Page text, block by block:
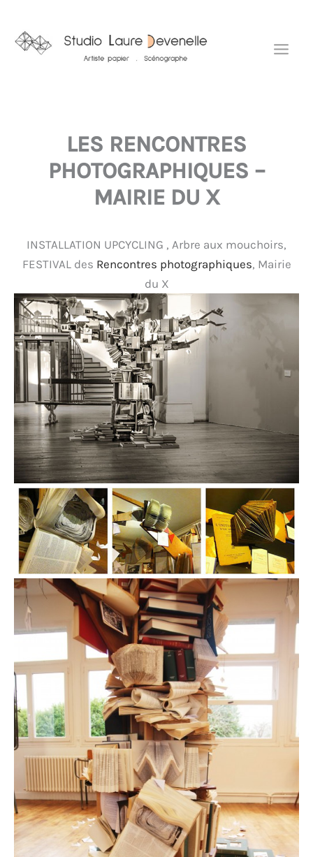
contenu
LES RENCONTRES
PHOTOGRAPHIQUES –
MAIRIE DU X
INSTALLATION UPCYCLING , Arbre aux mouchoirs,
FESTIVAL des Rencontres photographiques, Mairie
du X